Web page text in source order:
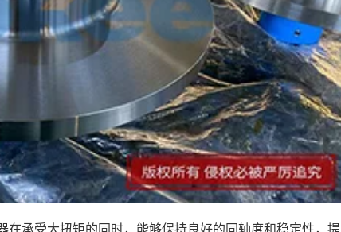
在承受大扭矩的同时，能够保持良好的同轴度和稳定性，提